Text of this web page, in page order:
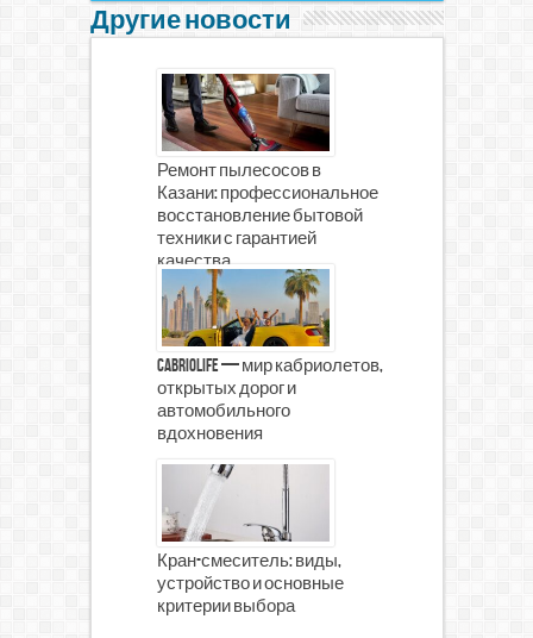
Другие новости
Ремонт пылесосов в
Казани: профессиональное
восстановление бытовой
техники с гарантией
качества
CabrioLife — мир кабриолетов,
открытых дорог и
автомобильного
вдохновения
Кран-смеситель: виды,
устройство и основные
критерии выбора